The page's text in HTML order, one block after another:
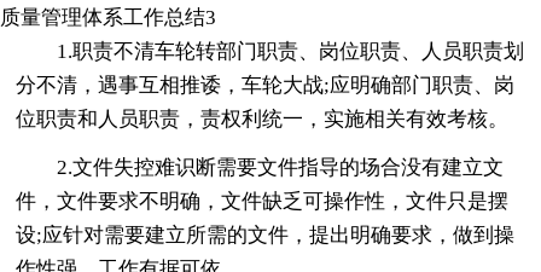
质量管理体系工作总结3
1.职责不清车轮转部门职责、岗位职责、人员职责划
分不清，遇事互相推诿，车轮大战;应明确部门职责、岗
位职责和人员职责，责权利统一，实施相关有效考核。
2.文件失控难识断需要文件指导的场合没有建立文
件，文件要求不明确，文件缺乏可操作性，文件只是摆
设;应针对需要建立所需的文件，提出明确要求，做到操